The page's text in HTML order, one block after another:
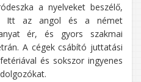
a nyelveket beszélő,
Itt az angol és a német
ér, és gyors szakmai
A cégek csábító juttatási
és sokszor ingyenes